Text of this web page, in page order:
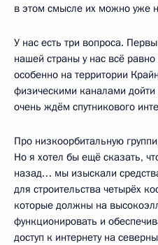
в этом смысле их можно уже
У нас есть три вопроса.
нашей страны у нас всё
особенно на территории
физическими каналами
очень ждём спутникового
Про низкоорбитальную
Но я хотел бы ещё сказать,
назад… мы изыскали
для строительства четырёх
которые должны на
функционировать и
доступ к интернету на